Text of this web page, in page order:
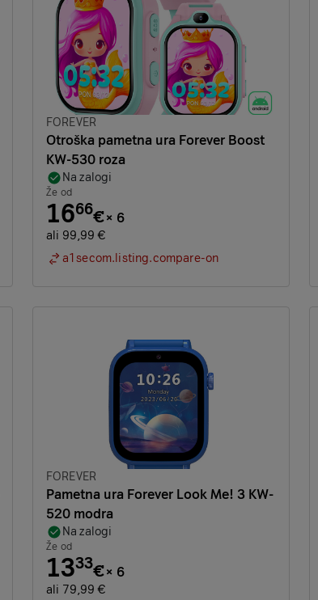
Znamka:
FOREVER
Otroška pametna ura Forever Boost
KW-530 roza
Na zalogi
Že od
1666€× 6
ali 99,99 €
a1secom.listing.compare-on
Znamka:
FOREVER
Pametna ura Forever Look Me! 3 KW-
520 modra
Na zalogi
Že od
1333€× 6
ali 79,99 €